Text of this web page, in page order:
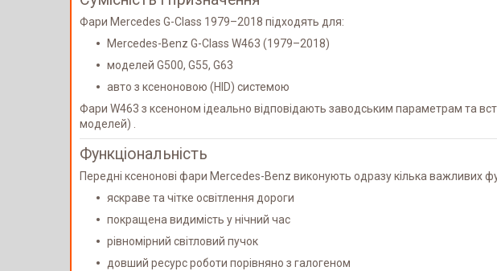
Фари Mercedes G-Class 1979–2018 підходять для:
Mercedes-Benz G-Class W463 (1979–2018)
моделей G500, G55, G63
авто з ксеноновою (HID) системою
Фари W463 з ксеноном ідеально відповідають заводським параметрам та
моделей) .
Функціональність
Передні ксенонові фари Mercedes-Benz виконують одразу кілька важливих
яскраве та чітке освітлення дороги
покращена видимість у нічний час
рівномірний світловий пучок
довший ресурс роботи порівняно з галогеном